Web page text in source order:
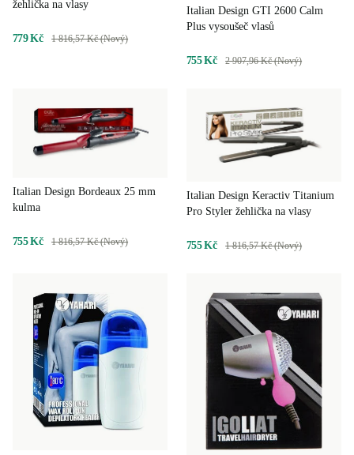
žehlička na vlasy
779 Kč 1 816,57 Kč (Nový)
Italian Design GTI 2600 Calm
Plus vysoušeč vlasů
755 Kč 2 907,96 Kč (Nový)
Italian Design Bordeaux 25 mm
kulma
755 Kč 1 816,57 Kč (Nový)
Italian Design Keractiv Titanium
Pro Styler žehlička na vlasy
755 Kč 1 816,57 Kč (Nový)